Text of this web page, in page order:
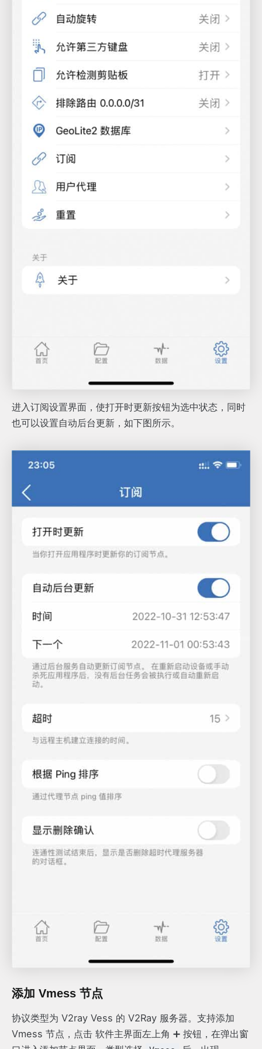
进入订阅设置界面，使打开时更新按钮为选中状态，同时
也可以设置自动后台更新，如下图所示。
添加 Vmess 节点
协议类型为 V2ray Vess 的 V2Ray 服务器。支持添加
Vmess 节点，点击 软件主界面左上角 ➕ 按钮，在弹出窗